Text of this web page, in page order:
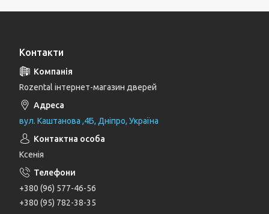
Контакти
Rozental інтернет-магазин дверей
вул. Каштанова ,4Б, Дніпро, Україна
Ксенія
+380 (96) 577-46-56
+380 (95) 782-38-35